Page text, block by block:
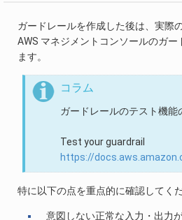
ガードレールを作成した後は、実際
AWS マネジメントコンソールのガ
ます。
コラム
ガードレールのテスト機
Test your guardrail
https://
特に以下の点を重点的に確認してくだ
意図しない正常な入力・出力